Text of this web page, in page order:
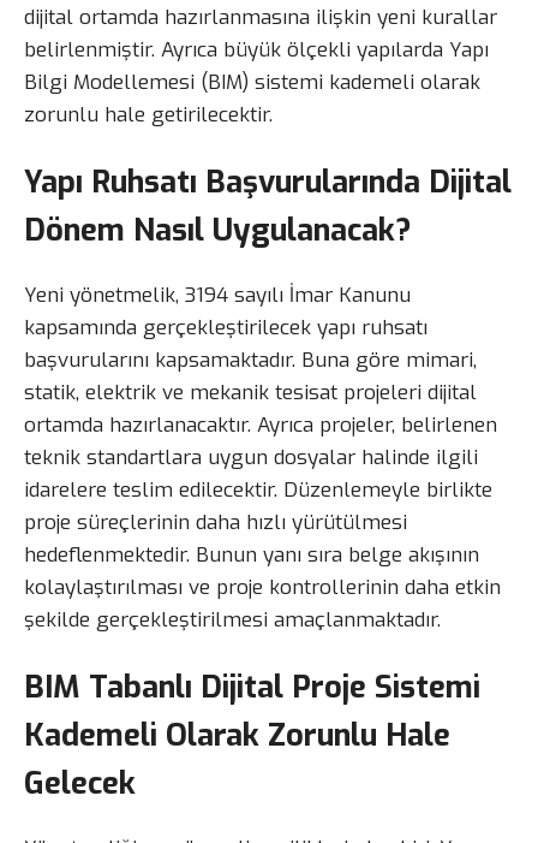
dijital ortamda hazırlanmasına ilişkin yeni kurallar
belirlenmiştir. Ayrıca büyük ölçekli yapılarda Yapı
Bilgi Modellemesi (BIM) sistemi kademeli olarak
zorunlu hale getirilecektir.
Yapı Ruhsatı Başvurularında Dijital
Dönem Nasıl Uygulanacak?
Yeni yönetmelik, 3194 sayılı İmar Kanunu
kapsamında gerçekleştirilecek yapı ruhsatı
başvurularını kapsamaktadır. Buna göre mimari,
statik, elektrik ve mekanik tesisat projeleri dijital
ortamda hazırlanacaktır. Ayrıca projeler, belirlenen
teknik standartlara uygun dosyalar halinde ilgili
idarelere teslim edilecektir. Düzenlemeyle birlikte
proje süreçlerinin daha hızlı yürütülmesi
hedeflenmektedir. Bunun yanı sıra belge akışının
kolaylaştırılması ve proje kontrollerinin daha etkin
şekilde gerçekleştirilmesi amaçlanmaktadır.
BIM Tabanlı Dijital Proje Sistemi
Kademeli Olarak Zorunlu Hale
Gelecek